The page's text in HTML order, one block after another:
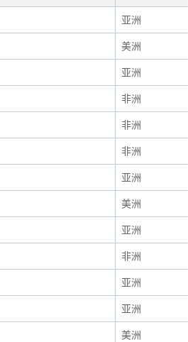
亚洲
美洲
亚洲
非洲
非洲
非洲
亚洲
美洲
亚洲
非洲
亚洲
亚洲
美洲